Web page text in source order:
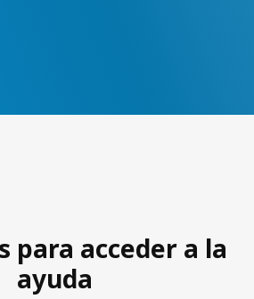
para acceder a la
ayuda